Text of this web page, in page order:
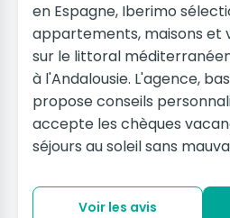
en Espagne, Iberimo
appartements, maisons et
sur le littoral
à l'Andalousie. L'agence,
propose conseils
accepte les chèques
séjours au soleil sans
Voir les avis